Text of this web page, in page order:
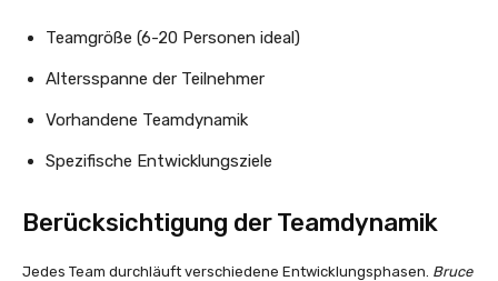
Teamgröße (6-20 Personen ideal)
Altersspanne der Teilnehmer
Vorhandene Teamdynamik
Spezifische Entwicklungsziele
Berücksichtigung der Teamdynamik
Jedes Team durchläuft verschiedene Entwicklungsphasen. Bruce